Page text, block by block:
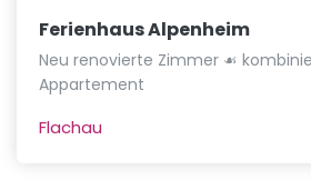
Ferienhaus Alpenheim
Neu renovierte Zimmer ☙
Appartement
Flachau